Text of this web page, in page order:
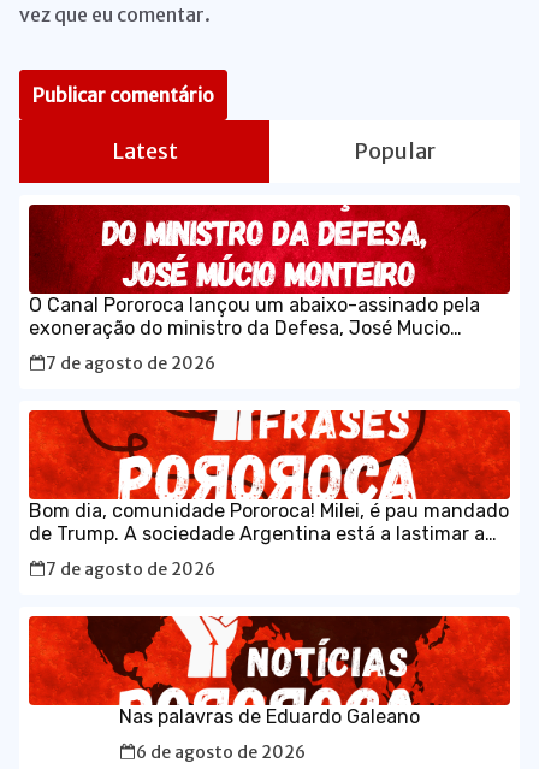
vez que eu comentar.
Latest Popular
O Canal Pororoca lançou um abaixo-assinado pela
exoneração do ministro da Defesa, José Mucio
Monteiro.
7 de agosto de 2026
Bom dia, comunidade Pororoca! Milei, é pau mandado
de Trump. A sociedade Argentina está a lastimar a
escolha que fez, sem saber que estava votando num
maluco sabujo dos EUA.
7 de agosto de 2026
Nas palavras de Eduardo Galeano
6 de agosto de 2026